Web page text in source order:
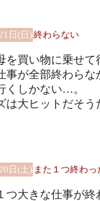
日(日)終わらない
を買い物に乗せて
事が全部終わらな
くしかない…。
は大ヒットだそ
日(土) また１つ終わっ
つ大きな仕事が終